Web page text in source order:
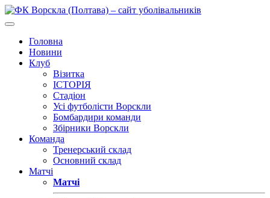
Головна
Новини
Клуб
Візитка
ІСТОРІЯ
Стадіон
Усі футболісти Ворскли
Бомбардири команди
Збірники Ворскли
Команда
Тренерський склад
Основний склад
Матчі
Матчі